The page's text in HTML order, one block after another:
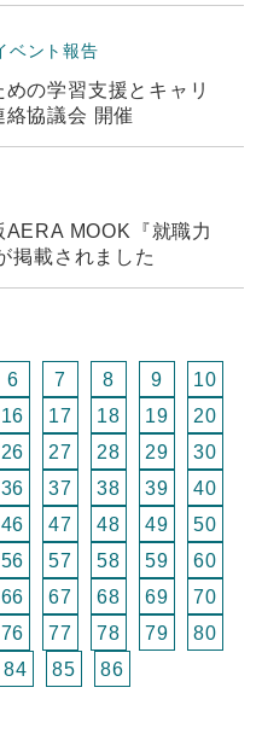
ベント報告
の学習支援とキャリ
協議会 開催
AERA MOOK『就職力
掲載されました
6 7 8 9
10
16 17 18 19
20
26 27 28 29
30
36 37 38 39
40
46 47 48 49
50
56 57 58 59
60
66 67 68 69
70
76 77 78 79
80
84 85 86